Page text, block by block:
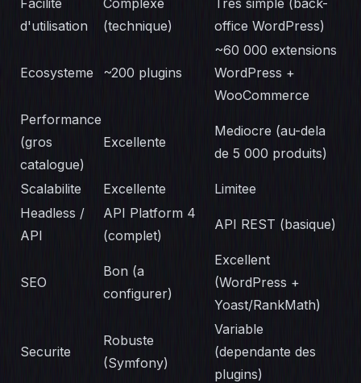
Facilite
d'utilisation
Complexe
(technique)
Tres simple (back-
office WordPress)
Ecosysteme ~200 plugins
~60 000 extensions
WordPress +
WooCommerce
Performance
(gros
catalogue)
Excellente
Mediocre (au-dela
de 5 000 produits)
Scalabilite Excellente
Limitee
Headless /
API
API Platform 4
(complet)
API REST (basique)
SEO
Bon (a
configurer)
Excellent
(WordPress +
Yoast/RankMath)
Securite
Robuste
(Symfony)
Variable
(dependante des
plugins)